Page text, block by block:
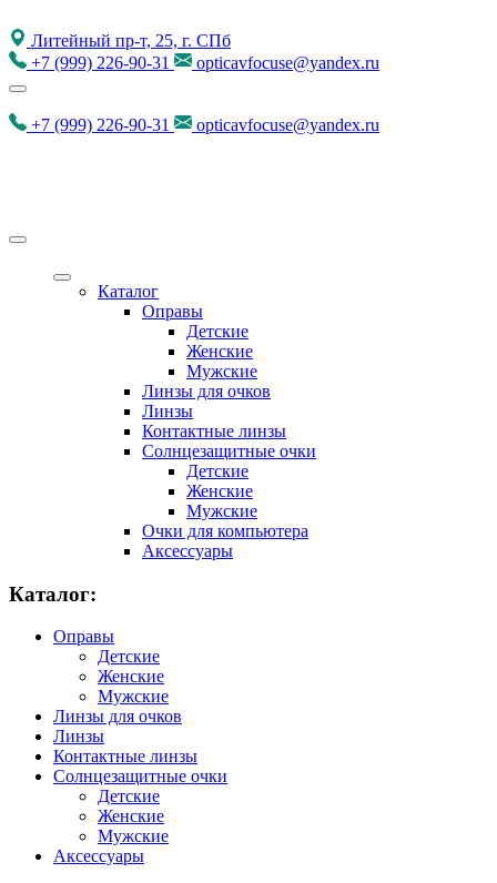
Литейный пр-т, 25, г. СПб
+7 (999) 226-90-31 opticavfocuse@yandex.ru
+7 (999) 226-90-31 opticavfocuse@yandex.ru
Каталог
Оправы
Детские
Женские
Мужские
Линзы для очков
Линзы
Контактные линзы
Солнцезащитные очки
Детские
Женские
Мужские
Очки для компьютера
Аксессуары
Каталог:
Оправы
Детские
Женские
Мужские
Линзы для очков
Линзы
Контактные линзы
Солнцезащитные очки
Детские
Женские
Мужские
Аксессуары